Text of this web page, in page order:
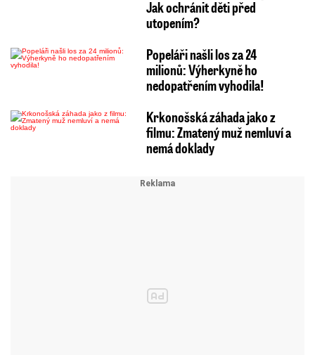
Jak ochránit děti před
utopením?
Popeláři našli los za 24
milionů: Výherkyně ho
nedopatřením vyhodila!
Krkonošská záhada jako z
filmu: Zmatený muž nemluví a
nemá doklady